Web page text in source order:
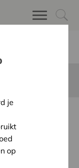
voor iedereen
je
op